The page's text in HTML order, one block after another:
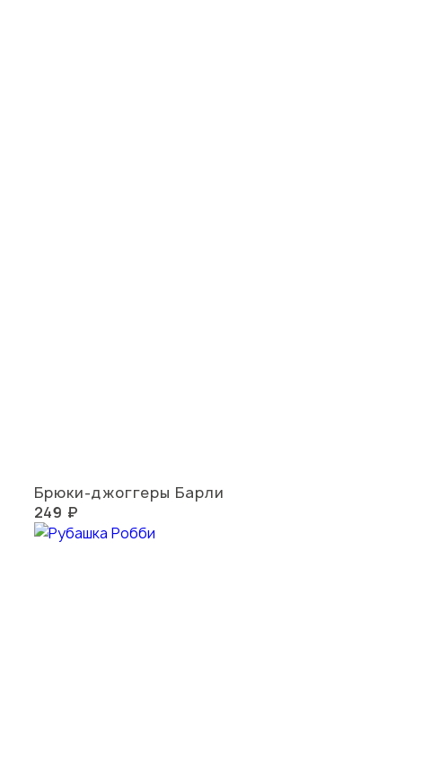
Брюки-джоггеры Барли
249 ₽